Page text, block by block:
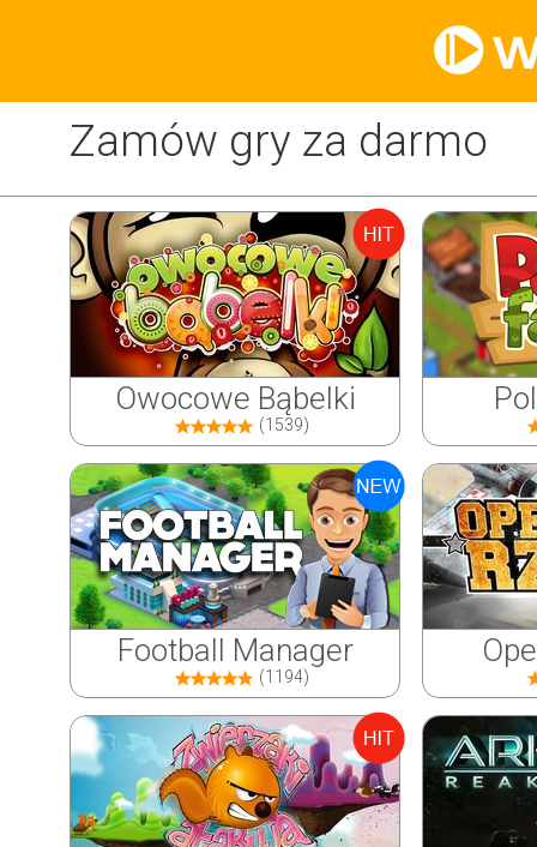
Zamów gry za darmo
Owocowe Bąbelki
(1539)
Football Manager
(1194)